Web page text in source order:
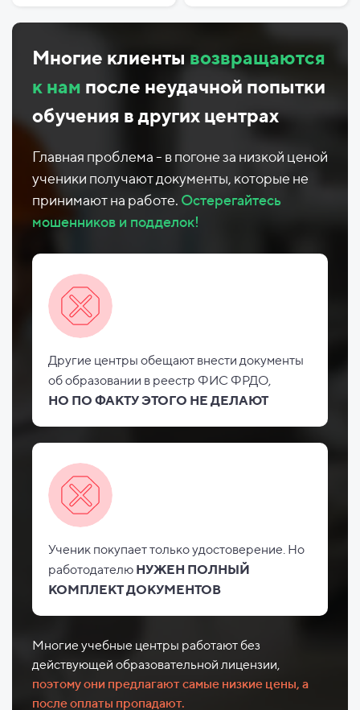
Многие клиенты возвращаются
к нам после неудачной попытки
обучения в других центрах
Главная проблема - в погоне за низкой ценой
ученики получают документы, которые не
принимают на работе. Остерегайтесь
мошенников и подделок!
Другие центры обещают внести документы
обобразовании в реестр ФИС ФРДО,
НО ПО ФАКТУ ЭТОГО НЕ ДЕЛАЮТ
Ученик покупает только удостоверение. Но
работодателю НУЖЕН ПОЛНЫЙ
КОМПЛЕКТ ДОКУМЕНТОВ
Многие учебные центры работают без
действующей образовательной лицензии,
поэтому они предлагают самые низкие цены, а
после оплаты пропадают.